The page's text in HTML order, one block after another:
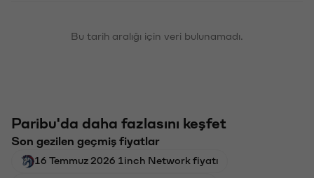
Bu tarih aralığı için veri bulunamadı.
Paribu'da daha fazlasını keşfet
Son gezilen geçmiş fiyatlar
16 Temmuz 2026 1inch Network fiyatı